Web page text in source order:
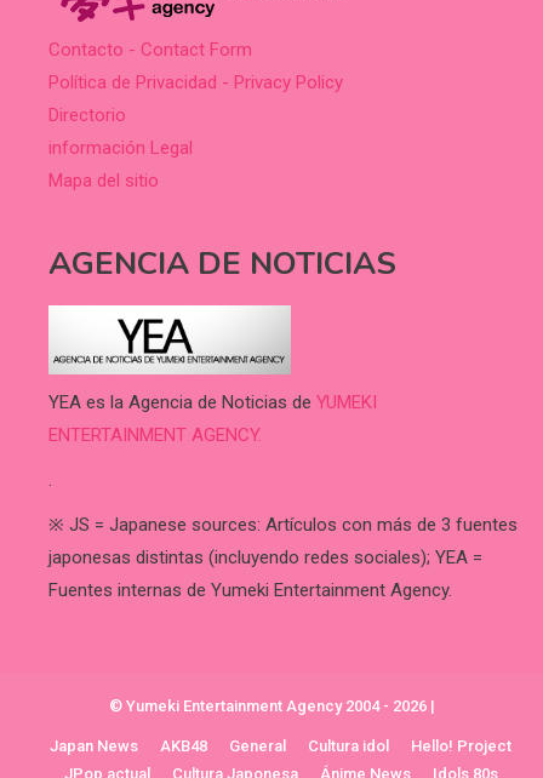
Contacto - Contact Form
Política de Privacidad - Privacy Policy
Directorio
información Legal
Mapa del sitio
AGENCIA DE NOTICIAS
YEA es la Agencia de Noticias de YUMEKI
ENTERTAINMENT AGENCY.
.
※ JS = Japanese sources: Artículos con más de 3 fuentes
japonesas distintas (incluyendo redes sociales); YEA =
Fuentes internas de Yumeki Entertainment Agency.
© Yumeki Entertainment Agency 2004 - 2026 |
Japan News AKB48 General Cultura idol
Hello! Project
JPop actual
Cultura Japonesa Ánime News Idols 80s